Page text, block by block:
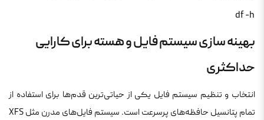
بهینه سازی سیستم فایل و هسته برای کارایی
حداکثری
انتخاب و تنظیم سیستم فایل یکی از حیاتی‌ترین قدم‌ها برای استفاده از
تمام پتانسیل حافظه‌های پرسرعت است. سیستم فایل‌های مدرن مثل XFS